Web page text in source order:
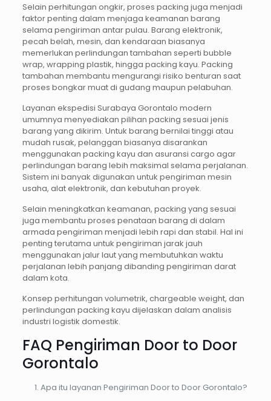
Selain perhitungan ongkir, proses packing juga menjadi
faktor penting dalam menjaga keamanan barang
selama pengiriman antar pulau. Barang elektronik,
pecah belah, mesin, dan kendaraan biasanya
memerlukan perlindungan tambahan seperti bubble
wrap, wrapping plastik, hingga packing kayu. Packing
tambahan membantu mengurangi risiko benturan saat
proses bongkar muat di gudang maupun pelabuhan.
Layanan ekspedisi Surabaya Gorontalo modern
umumnya menyediakan pilihan packing sesuai jenis
barang yang dikirim. Untuk barang bernilai tinggi atau
mudah rusak, pelanggan biasanya disarankan
menggunakan packing kayu dan asuransi cargo agar
perlindungan barang lebih maksimal selama perjalanan.
Sistem ini banyak digunakan untuk pengiriman mesin
usaha, alat elektronik, dan kebutuhan proyek.
Selain meningkatkan keamanan, packing yang sesuai
juga membantu proses penataan barang di dalam
armada pengiriman menjadi lebih rapi dan stabil. Hal ini
penting terutama untuk pengiriman jarak jauh
menggunakan jalur laut yang membutuhkan waktu
perjalanan lebih panjang dibanding pengiriman darat
dalam kota.
Konsep perhitungan volumetrik, chargeable weight, dan
perlindungan packing kayu dijelaskan dalam analisis
industri logistik domestik.
FAQ Pengiriman Door to Door
Gorontalo
Apa itu layanan Pengiriman Door to Door Gorontalo?